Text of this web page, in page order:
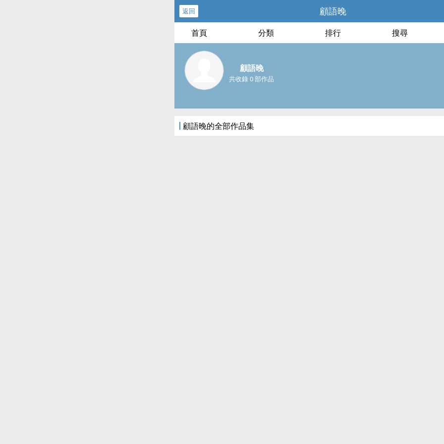
返回 顧語晚
首頁 分類 排行 搜尋
顧語晚
共收錄 0 部作品
顧語晚的全部作品集